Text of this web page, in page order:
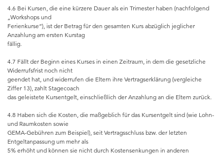
4.6 Bei Kursen, die eine kürzere Dauer als ein Trimester haben (nachfolgend
„Workshops und
Ferienkurse“), ist der Betrag für den gesamten Kurs abzüglich jeglicher
Anzahlung am ersten Kurstag
fällig.
4.7 Fällt der Beginn eines Kurses in einen Zeitraum, in dem die gesetzliche
Widerrufsfrist noch nicht
geendet hat, und widerrufen die Eltern ihre Vertragserklärung (vergleiche
Ziffer 13), zahlt Stagecoach
das geleistete Kursentgelt, einschließlich der Anzahlung an die Eltern zurück.
4.8 Haben sich die Kosten, die maßgeblich für das Kursentgelt sind (wie Lohn-
und Raumkosten sowie
GEMA-Gebühren zum Beispiel), seit Vertragsschluss bzw. der letzten
Entgeltanpassung um mehr als
5% erhöht und können sie nicht durch Kostensenkungen in anderen